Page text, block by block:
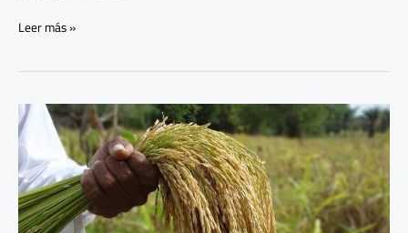
Leer más »
BanEcuador
condonará
créditos
a
26.000
clientes